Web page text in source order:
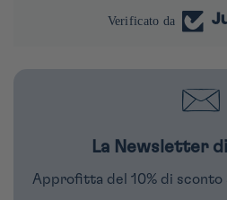
Verificato da
La Newsletter
Approfitta del 10% di sconto